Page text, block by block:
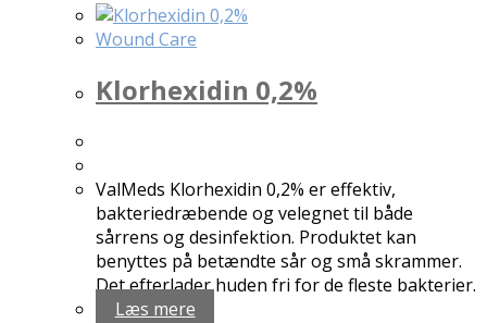
Wound Care
Klorhexidin 0,2%
ValMeds Klorhexidin 0,2% er effektiv,
bakteriedræbende og velegnet til både
sårrens og desinfektion. Produktet kan
benyttes på betændte sår og små skrammer.
Det efterlader huden fri for de fleste bakterier.
Læs mere